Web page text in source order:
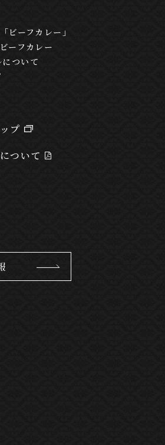
ビーフカレー」
ーフカレー
ついて
プ
ついて